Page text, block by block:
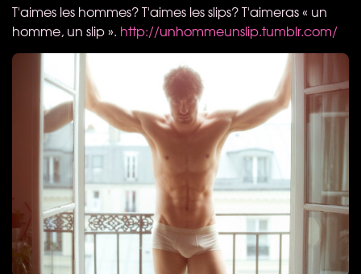
T'aimes les hommes? T'aimes les slips? T'aimeras « un
homme, un slip ». http://unhommeunslip.tumblr.com/